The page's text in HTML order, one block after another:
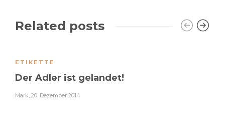
Related posts
ETIKETTE
Der Adler ist gelandet!
Mark, 20. Dezember 2014